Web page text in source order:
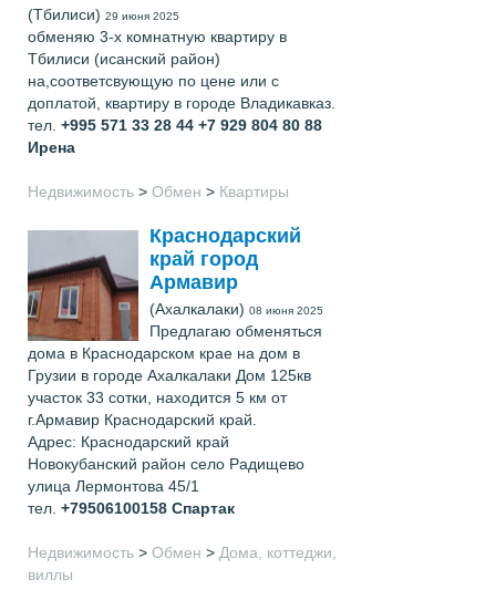
(Тбилиси) 29 июня 2025
обменяю 3-х комнатную квартиру в
Тбилиси (исанский район)
на,соответсвующую по цене или с
доплатой, квартиру в городе Владикавказ.
тел. +995 571 33 28 44 +7 929 804 80 88
Ирена
Недвижимость > Обмен > Квартиры
Краснодарский
край город
Армавир
(Ахалкалаки) 08 июня 2025
Предлагаю обменяться
дома в Краснодарском крае на дом в
Грузии в городе Ахалкалаки Дом 125кв
участок 33 сотки, находится 5 км от
г.Армавир Краснодарский край.
Адрес: Краснодарский край
Новокубанский район село Радищево
улица Лермонтова 45/1
тел. +79506100158 Спартак
Недвижимость > Обмен > Дома, коттеджи,
виллы